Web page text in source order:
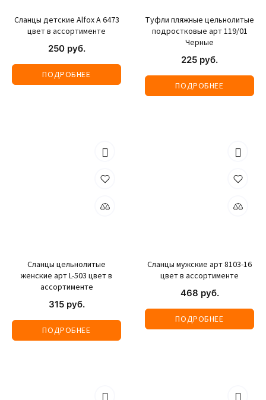
Сланцы детские Alfox A 6473
цвет в ассортименте
250 руб.
ПОДРОБНЕЕ
Туфли пляжные цельнолитые
подростковые арт 119/01
Черные
225 руб.
ПОДРОБНЕЕ
Сланцы цельнолитые
женские арт L-503 цвет в
ассортименте
315 руб.
ПОДРОБНЕЕ
Сланцы мужские арт 8103-16
цвет в ассортименте
468 руб.
ПОДРОБНЕЕ